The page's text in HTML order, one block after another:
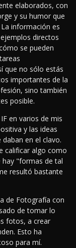
elaborados, con
y su humor que
información es
directos
se pueden
que no sólo estás
importantes de la
sino también
posible.
en varios de mis
y las ideas
en el clavo.
calificar algo como
"formas de tal
resultó bastante
de Fotografía con
de tomar lo
fotos, a crear
Esto ha
para mí.